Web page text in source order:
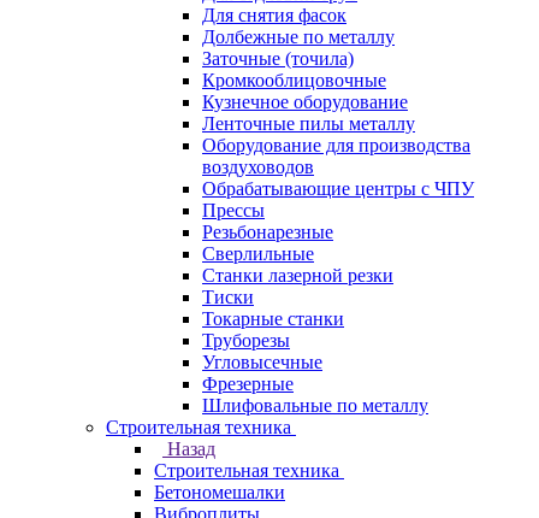
Для снятия фасок
Долбежные по металлу
Заточные (точила)
Кромкооблицовочные
Кузнечное оборудование
Ленточные пилы металлу
Оборудование для производства
воздуховодов
Обрабатывающие центры с ЧПУ
Прессы
Резьбонарезные
Сверлильные
Станки лазерной резки
Тиски
Токарные станки
Труборезы
Угловысечные
Фрезерные
Шлифовальные по металлу
Строительная техника
Назад
Строительная техника
Бетономешалки
Виброплиты